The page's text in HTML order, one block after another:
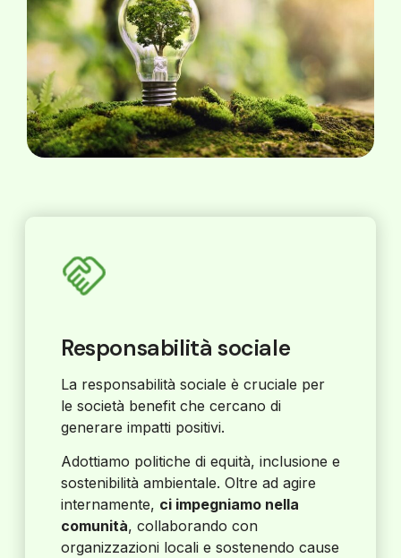
Responsabilità sociale
La responsabilità sociale è cruciale per
le società benefit che cercano di
generare impatti positivi.
Adottiamo politiche di equità, inclusione e
sostenibilità ambientale. Oltre ad agire
internamente, ci impegniamo nella
comunità, collaborando con
organizzazioni locali e sostenendo cause